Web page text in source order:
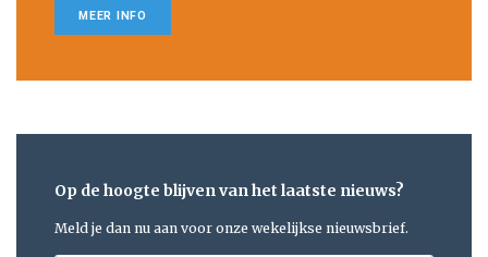
MEER INFO
Op de hoogte blijven van het laatste nieuws?
Meld je dan nu aan voor onze wekelijkse nieuwsbrief.